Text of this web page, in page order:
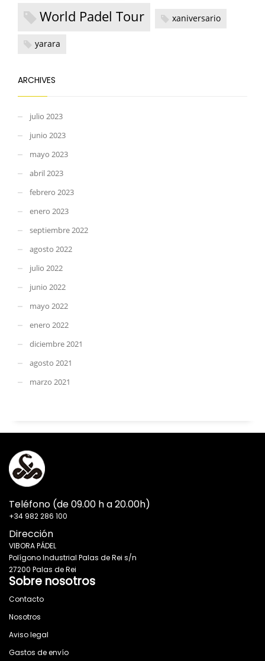
World Padel Tour xaniversario
yarara
ARCHIVES
julio 2023
junio 2023
mayo 2023
abril 2023
febrero 2023
enero 2023
septiembre 2022
agosto 2022
julio 2022
junio 2022
mayo 2022
enero 2022
diciembre 2021
agosto 2021
marzo 2021
Teléfono (de 09.00 h a 20.00h)
+34 982 286 100
Dirección
VIBORA PÁDEL
Polígono Industrial Palas de Rei s/n
27200 Palas de Rei
Sobre nosotros
Contacto
Nosotros
Aviso legal
Gastos de envío